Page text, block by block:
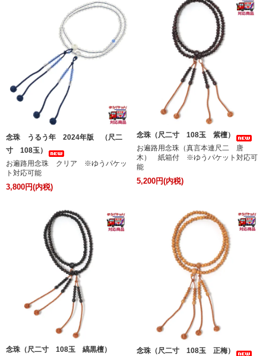
念珠 うるう年 2024年版 （尺二
寸 108玉）
お遍路用念珠 クリア ※ゆうパケッ
ト対応可能
3,800円(内税)
念珠（尺二寸 108玉 紫檀）
お遍路用念珠（真言本連尺二 唐
木） 紙箱付 ※ゆうパケット対応可
能
5,200円(内税)
念珠（尺二寸 108玉 縞黒檀）
念珠（尺二寸 108玉 正梅）